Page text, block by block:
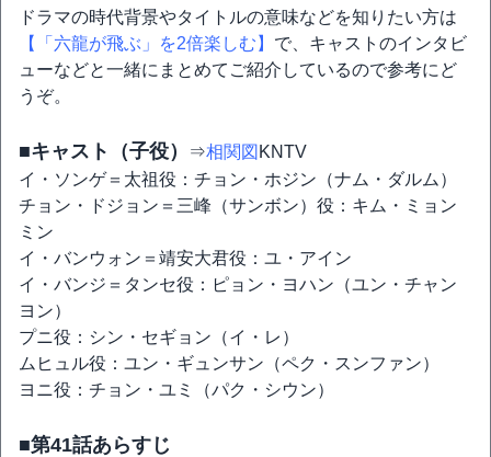
ドラマの時代背景やタイトルの意味などを知りたい方は
【「六龍が飛ぶ」を2倍楽しむ】 で、キャストのインタビ
ューなどと一緒にまとめてご紹介しているので参考にど
うぞ。
■キャスト（子役） ⇒相関図 KNTV
イ・ソンゲ＝太祖役：チョン・ホジン（ナム・ダルム）
チョン・ドジョン＝三峰（サンボン）役：キム・ミョン
ミン
イ・バンウォン＝靖安大君役：ユ・アイン
イ・バンジ＝タンセ役：ピョン・ヨハン（ユン・チャン
ヨン）
プニ役：シン・セギョン（イ・レ）
ムヒュル役：ユン・ギュンサン（ペク・スンファン）
ヨニ役：チョン・ユミ（パク・シウン）
■第41話あらすじ